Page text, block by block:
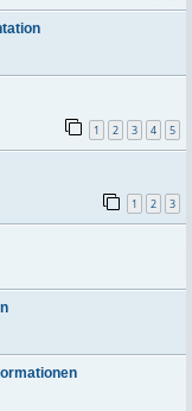
1 2 3 4 5
1 2 3